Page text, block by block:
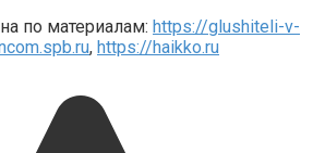
по материалам: https://glushiteli-v-
, https://haikko.ru